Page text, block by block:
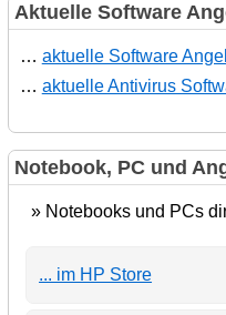
Aktuelle Software
… aktuelle Software
… aktuelle Antivirus
Notebook, PC und
» Notebooks und PCs
... im HP Store